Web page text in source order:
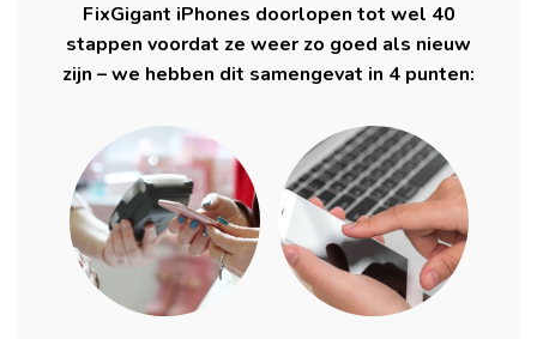
FixGigant iPhones doorlopen tot wel 40
stappen voordat ze weer zo goed als nieuw
zijn – we hebben dit samengevat in 4 punten: